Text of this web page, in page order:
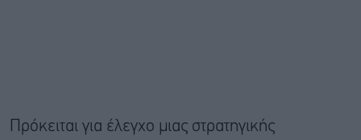
Πρόκειται για έλεγχο μιας στρατηγικής